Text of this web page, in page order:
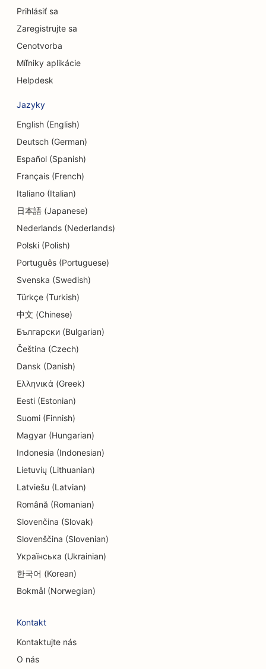
SEO pre úverové družstvá
SEO pre poradenské firmy
SEO pre zmenárenské služby
SEO pre tanečné štúdiá
SEO pre služby dermabrázie
SEO pre centrá dennej starostlivosti
SEO pre obchody s detailmi
SEO pre reštaurácie
SEO pre služby vzdelávania a starostlivosti o deti
SEO pre obchody s donutmi
SEO pre čistiarne
SEO pre predajne elektroniky
SEO pre endodontistov
SEO pre zábavu a rekreáciu
SEO pre únikové miestnosti
EO pre etnické reštaurácie
SEO pre reštaurácie Farm-to-Table
SEO pre služby faceliftu
SEO pre rodinné reštaurácie
SEO pre finančných plánovačov
SEO pre elektrikárov
SEO pre reštaurácie rýchleho občerstvenia
Prihlásiť sa
Zaregistrujte sa
Cenotvorba
Míľniky aplikácie
Helpdesk
Jazyky
English (English)
Deutsch (German)
Español (Spanish)
Français (French)
Italiano (Italian)
日本語 (Japanese)
Nederlands (Nederlands)
Polski (Polish)
Português (Portuguese)
Svenska (Swedish)
Türkçe (Turkish)
中文 (Chinese)
Български (Bulgarian)
Čeština (Czech)
Dansk (Danish)
Ελληνικά (Greek)
Eesti (Estonian)
Suomi (Finnish)
Magyar (Hungarian)
Indonesia (Indonesian)
Lietuvių (Lithuanian)
Latviešu (Latvian)
Română (Romanian)
Slovenčina (Slovak)
Slovenščina (Slovenian)
Українська (Ukrainian)
한국어 (Korean)
Bokmål (Norwegian)
Kontakt
Kontaktujte nás
O nás